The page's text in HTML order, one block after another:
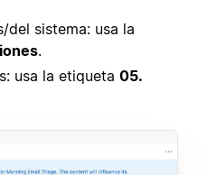
del sistema: usa la
.
usa la etiqueta 05.